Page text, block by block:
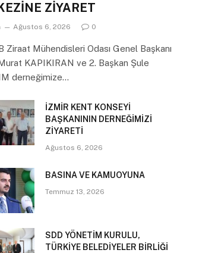
ZİYARET
Ağustos 6, 2026 0
Ziraat Mühendisleri Odası Genel Başkanı
KAPIKIRAN ve 2. Başkan Şule
derneğimize…
İZMİR KENT KONSEYİ
BAŞKANININ DERNEĞİMİZİ
ZİYARETİ
Ağustos 6, 2026
BASINA VE KAMUOYUNA
Temmuz 13, 2026
SDD YÖNETİM KURULU,
TÜRKİYE BELEDİYELER BİRLİĞİ